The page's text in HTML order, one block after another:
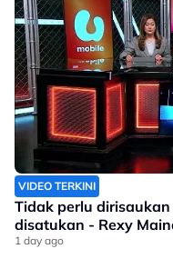
VIDEO TERKINI
Tidak perlu
disatukan - Rexy
1 day ago